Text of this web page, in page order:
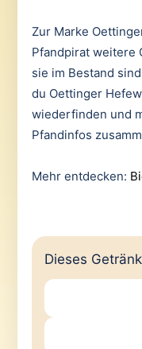
Zur Marke
Pfandpirat weitere
sie im Bestand
du Oettinger
wiederfinden und
Pfandinfos
Mehr entdecken:
Dieses